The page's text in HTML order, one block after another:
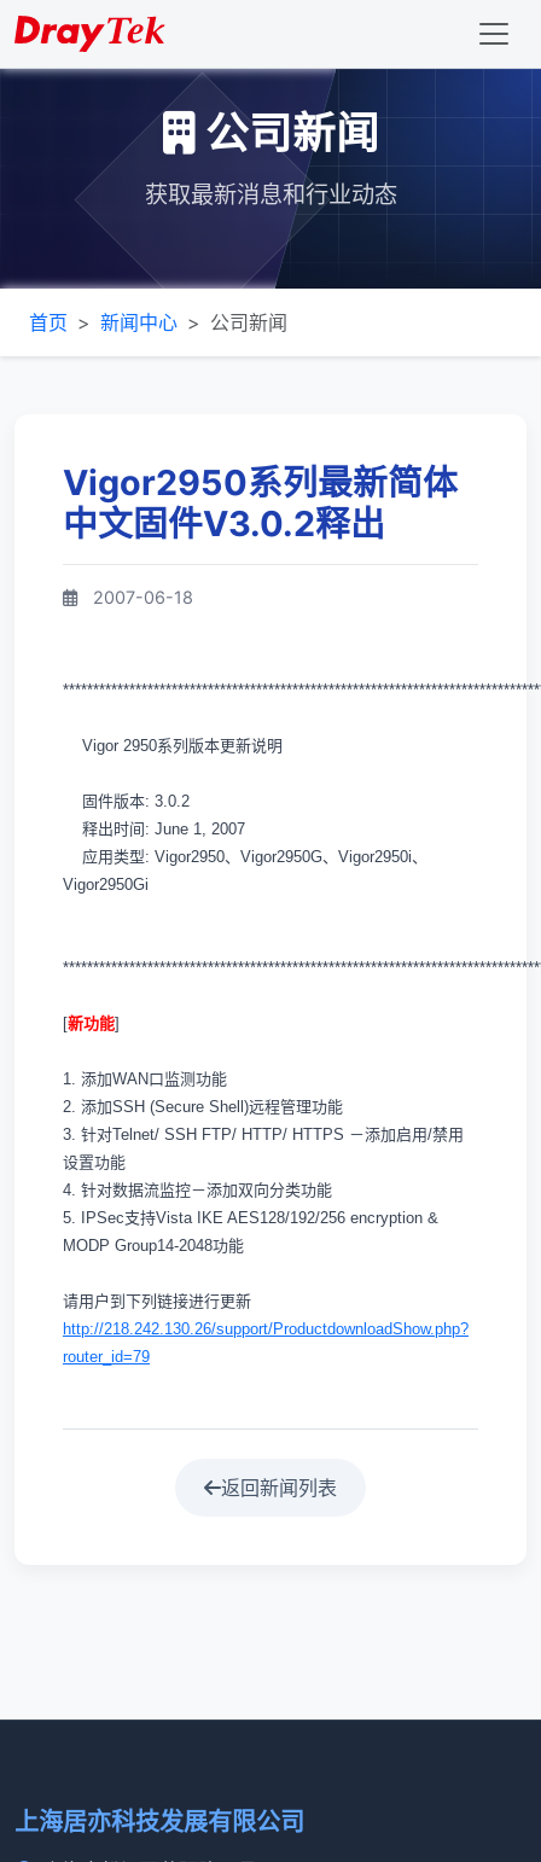
公司新闻
获取最新消息和行业动态
首页 新闻中心 公司新闻
Vigor2950系列最新简体
中文固件V3.0.2释出
2007-06-18
Vigor 2950系列版本更新说明
固件版本: 3.0.2
释出时间: June 1, 2007
应用类型: Vigor2950、Vigor2950G、Vigor2950i、
Vigor2950Gi
[新功能]
1. 添加WAN口监测功能
2. 添加SSH (Secure Shell)远程管理功能
3. 针对Telnet/ SSH FTP/ HTTP/ HTTPS －添加启用/禁用
设置功能
4. 针对数据流监控－添加双向分类功能
5. IPSec支持Vista IKE AES128/192/256 encryption &
MODP Group14-2048功能
请用户到下列链接进行更新
http://218.242.130.26/support/ProductdownloadShow.php?
router_id=79
返回新闻列表
上海居亦科技发展有限公司